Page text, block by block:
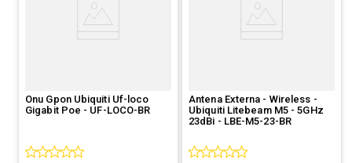
Onu Gpon Ubiquiti Uf-loco
Gigabit Poe - UF-LOCO-BR
Antena Externa - Wireless -
Ubiquiti Litebeam M5 - 5GHz
23dBi - LBE-M5-23-BR